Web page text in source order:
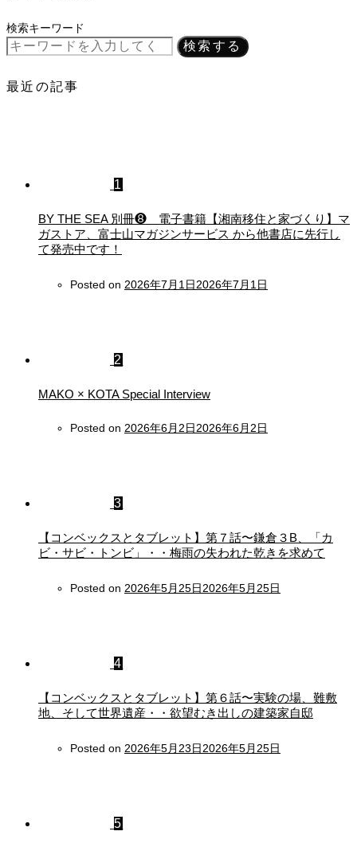
検索キーワード
検索する
最近の記事
1
BY THE SEA 別冊❽ 電子書籍【湘南移住と家づくり】マ
ガストア、富士山マガジンサービス から他書店に先行し
て発売中です！
Posted on 2026年7月1日2026年7月1日
2
MAKO × KOTA Special Interview
Posted on 2026年6月2日2026年6月2日
3
【コンベックスとタブレット】第７話〜鎌倉３B、「カ
ビ・サビ・トンビ」・・梅雨の失われた乾きを求めて
Posted on 2026年5月25日2026年5月25日
4
【コンベックスとタブレット】第６話〜実験の場、難敷
地、そして世界遺産・・欲望むき出しの建築家自邸
Posted on 2026年5月23日2026年5月25日
5